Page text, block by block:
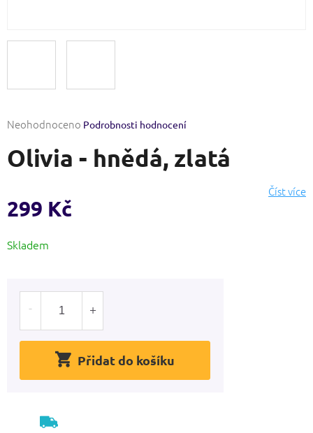
Průměrné
produktu
je
5
hvězdiček.
Neohodnoceno Podrobnosti hodnocení
Olivia - hnědá, zlatá
Číst více
299 Kč
cena:
Skladem
Přidat do košíku